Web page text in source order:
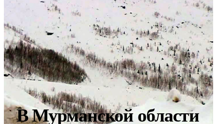
В Мурманской области